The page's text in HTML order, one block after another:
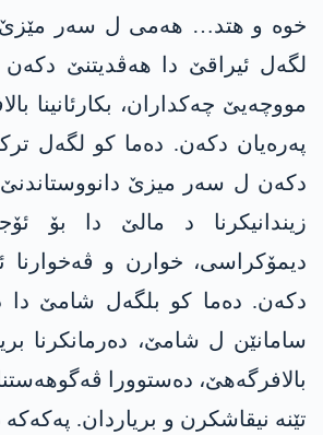
خوە و ھتد… ھەمی ل سەر مێزێ
لگەل ئیراقێ دا ھەڤدیتنێ
مووچەیێ چەکداران، بکارئانینا
پەرەیان دکەن. دەما کو لگەل
دکەن ل سەر میزێ
زیندانیکرنا د مالێ دا بۆ
دیمۆکراسی، خوارن و ڤەخوارنا
دکەن. دەما کو بلگەل شامێ دا
سامانێن ل شامێ، دەرمانکرنا
بالافرگەھێ، دەستوورا
تێنە نیقاشکرن و بریاردان. پەکەکە